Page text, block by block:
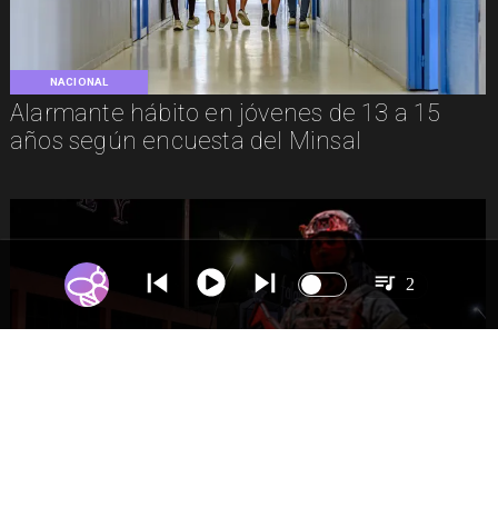
NACIONAL
Alarmante hábito en jóvenes de 13 a 15
años según encuesta del Minsal
2